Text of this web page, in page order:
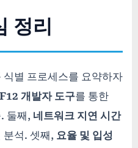
정리
별 프로세스를 요약하자
F12 개발자 도구를 통한
둘째, 네트워크 지연 시간
분석. 셋째, 요율 및 입성